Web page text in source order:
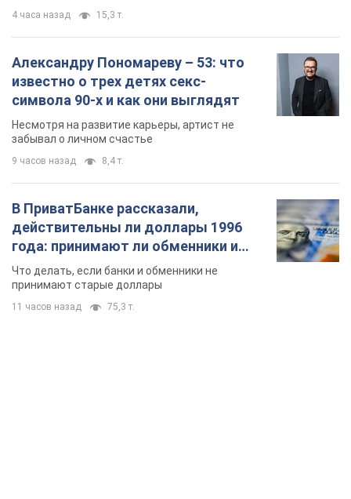
4 часа назад 15,3 т.
Александру Пономареву – 53: что
известно о трех детях секс-
символа 90-х и как они выглядят
Несмотря на развитие карьеры, артист не
забывал о личном счастье
9 часов назад 8,4 т.
В ПриватБанке рассказали,
действительны ли доллары 1996
года: принимают ли обменники и
банки такие купюры
Что делать, если банки и обменники не
принимают старые доллары
11 часов назад 75,3 т.